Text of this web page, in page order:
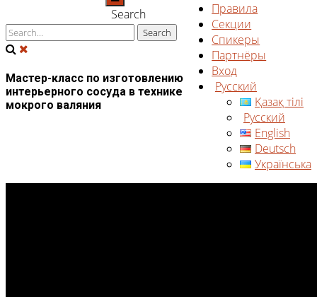
Правила
Секции
Спикеры
Партнёры
Вход
Русский
Қазақ тілі
Русский
English
Deutsch
Українська
Search
Мастер-класс по изготовлению
интерьерного сосуда в технике
мокрого валяния